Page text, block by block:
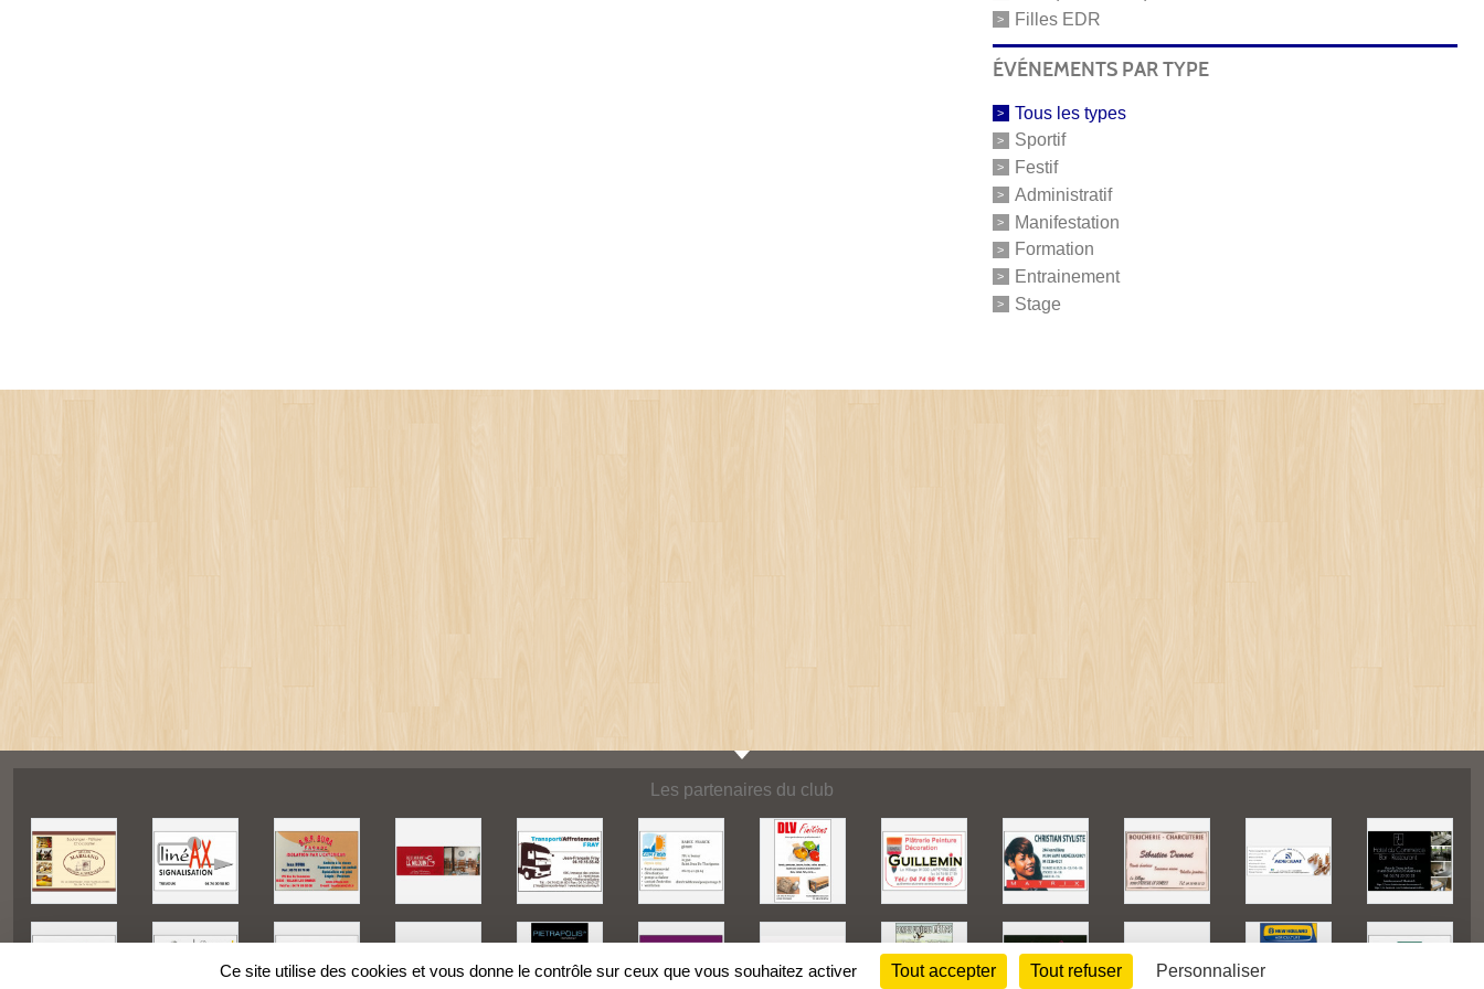
Filles EDR
ÉVÉNEMENTS PAR TYPE
Tous les types
Sportif
Festif
Administratif
Manifestation
Formation
Entrainement
Stage
Les partenaires du club
Ce site utilise des cookies et vous donne le contrôle sur ceux que vous souhaitez activer Tout accepter Tout refuser Personnaliser